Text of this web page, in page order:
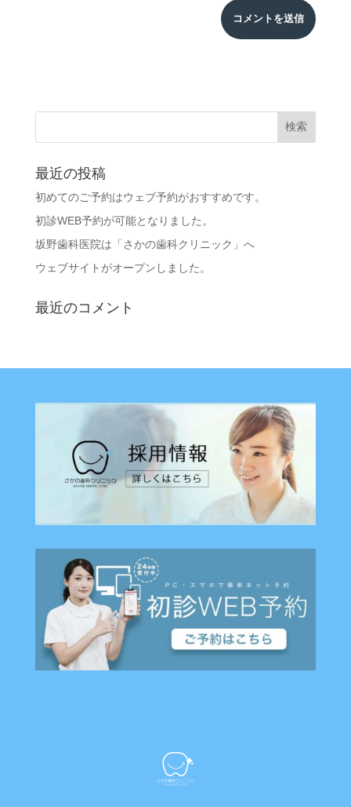
最近の投稿
初めてのご予約はウェブ予約がおすすめです。
初診WEB予約が可能となりました。
坂野歯科医院は「さかの歯科クリニック」へ
ウェブサイトがオープンしました。
最近のコメント